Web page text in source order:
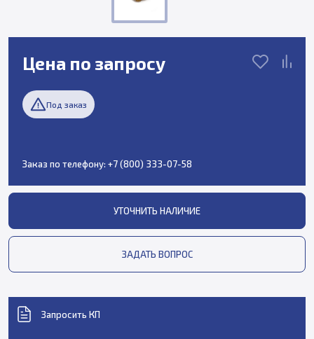
Цена по запросу
Под заказ
Заказ по телефону: +7 (800) 333-07-58
УТОЧНИТЬ НАЛИЧИЕ
ЗАДАТЬ ВОПРОС
Запросить КП